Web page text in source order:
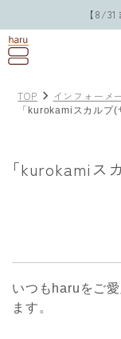
【8/
TOP インフォーメ
「kurokamiスカルプ
「kurokamiス
いつもharuをご
ます。